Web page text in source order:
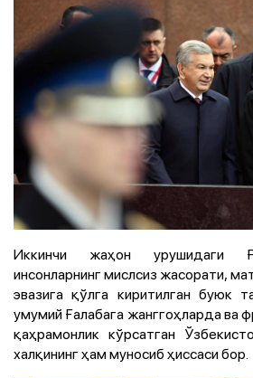
Иккинчи жаҳон урушидаги
инсонларнинг мислсиз жасорати,
эвазига қўлга киритилган буюк
умумий Ғалабага жанггоҳларда ва
қаҳрамонлик кўрсатган
халқининг ҳам муносиб ҳиссаси бор.